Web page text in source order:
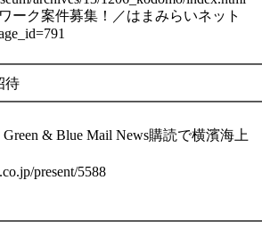
ーク案件募集！／はまみらいネット
待
& Blue Mail News購読で横濱海上
present/5588